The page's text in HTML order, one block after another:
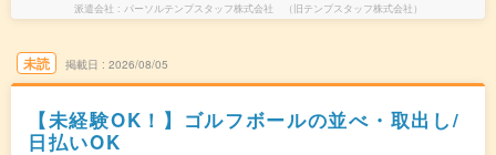
派遣会社 パーソルテンプスタッフ株式会社 （旧テンプスタッフ株式会社）
未読 掲載日 2026/08/05
【未経験OK！】ゴルフボールの並べ・取出し/
日払いOK